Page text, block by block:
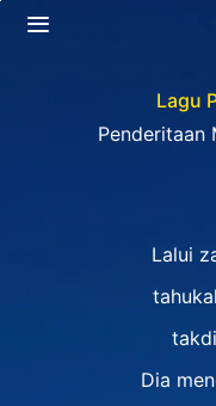
Lagu
Penderitaan
Lalui
Dia